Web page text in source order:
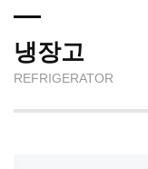
냉장고
REFRIGERATOR